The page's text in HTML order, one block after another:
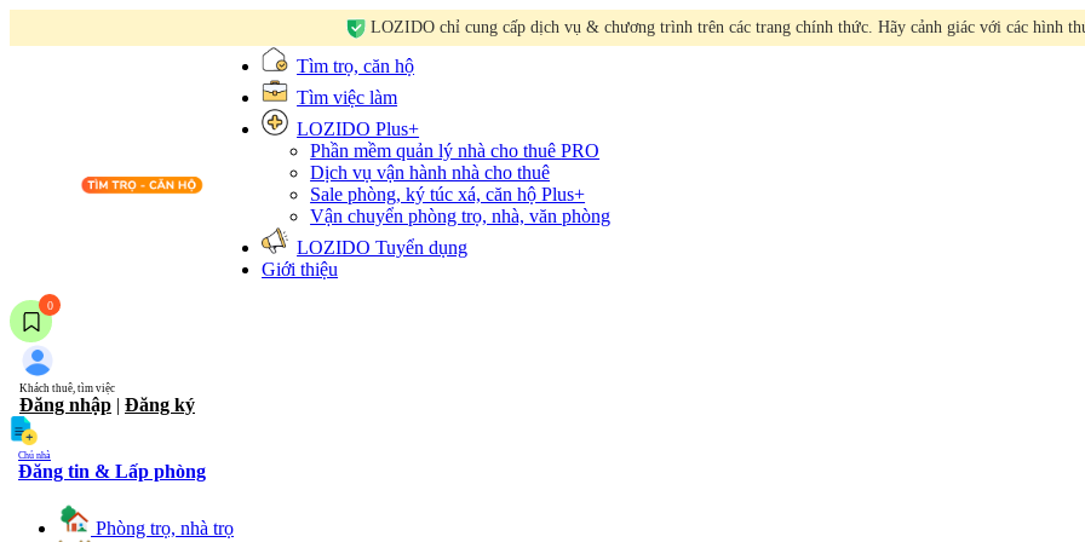
LOZIDO chỉ cung cấp dịch vụ & chương trình trên các trang chính thức. Hãy cảnh giác với các hình
Tìm trọ, căn hộ
Tìm việc làm
LOZIDO Plus+
Phần mềm quản lý nhà cho thuêPRO
Dịch vụ vận hành nhà cho thuê
Sale phòng, ký túc xá, căn hộPlus+
Vận chuyển phòng trọ, nhà, văn phòng
LOZIDO Tuyển dụng
Giới thiệu
0
Khách thuê, tìm việc
Đăng nhập | Đăng ký
Chủ nhà
Đăng tin & Lấp phòng
Phòng trọ, nhà trọ